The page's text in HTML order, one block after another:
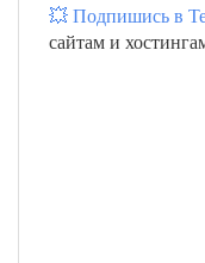
💥 Подпишись в
сайтам и